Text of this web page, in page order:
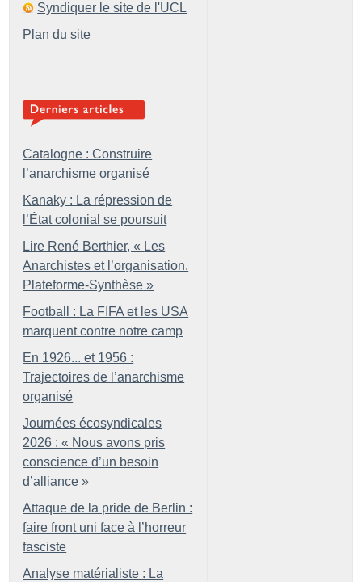
Syndiquer le site de l'UCL
Plan du site
Catalogne : Construire
l’anarchisme organisé
Kanaky : La répression de
l’État colonial se poursuit
Lire René Berthier, « Les
Anarchistes et l’organisation.
Plateforme-Synthèse »
Football : La FIFA et les USA
marquent contre notre camp
En 1926... et 1956 :
Trajectoires de l’anarchisme
organisé
Journées écosyndicales
2026 : « Nous avons pris
conscience d’un besoin
d’alliance »
Attaque de la pride de Berlin :
faire front uni face à l’horreur
fasciste
Analyse matérialiste : La